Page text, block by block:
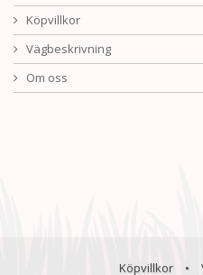
Köpvillkor
Vägbeskrivning
Om oss
Köpvillkor •